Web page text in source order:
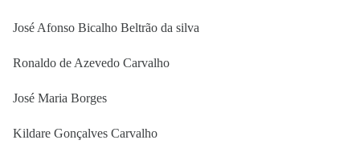
José Afonso Bicalho Beltrão da silva
Ronaldo de Azevedo Carvalho
José Maria Borges
Kildare Gonçalves Carvalho